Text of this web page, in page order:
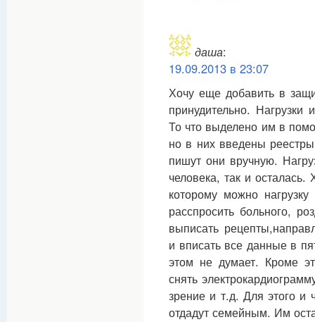
даша:
19.09.2013 в 23:07
Хочу еще добавить в
принудительно.
То что выделено им в
но в них введены
пишут они вручную.
человека, так и
которому можно
расспросить больного,
выписать
и вписать все данные в
этом не думает. Кроме
снять
зрение и т.д. Для этого и
отдадут семейным. Им